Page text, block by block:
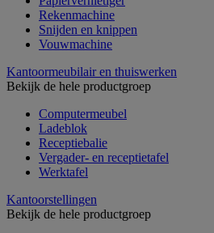
Rekenmachine
Snijden en knippen
Vouwmachine
Kantoormeubilair en thuiswerken
Bekijk de hele productgroep
Computermeubel
Ladeblok
Receptiebalie
Vergader- en receptietafel
Werktafel
Kantoorstellingen
Bekijk de hele productgroep